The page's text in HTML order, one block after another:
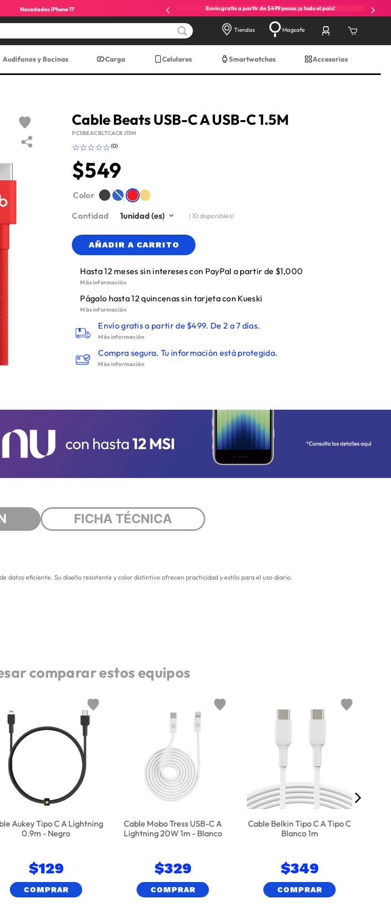
Novedades iPhone 17 Envío gratis a partir de $499 pesos ¡a todo el país!
Tiendas Magsafe
Audífonos y Bocinas Carga Celulares Smartwatches Accesorios
Cable Beats USB-C A USB-C 1.5M
PCSBEACBLTCACRJ15M
☆☆☆☆☆(0)
$549
Color
Cantidad
1 (10disponibles)
AÑADIR A CARRITO
Hasta 12 meses sin intereses con PayPal a partir de $1,000
Más información
Págalo hasta 12 quincenas sin tarjeta con Kueski
Más información
Envío gratis a partir de $499. De 2 a 7 días.
Más información
Compra segura. Tu información está protegida.
Más información
FICHA TÉCNICA
datos eficiente. Su diseño resistente y color distintivo ofrecen practicidad y estilo para el uso diario.
comparar estos equipos
Aukey Tipo C A Lightning
0.9m - Negro
$129
COMPRAR
Cable Mobo Tress USB-C A
Lightning 20W 1m - Blanco
$329
COMPRAR
Cable Belkin Tipo C A Tipo C
Blanco 1m
$349
COMPRAR